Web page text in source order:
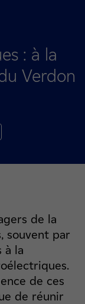
: à la
Verdon
de la
souvent par
à la
de ces
de réunir